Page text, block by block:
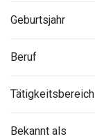
Geburtsjahr
Beruf
Tätigkeitsbereich
Bekannt als